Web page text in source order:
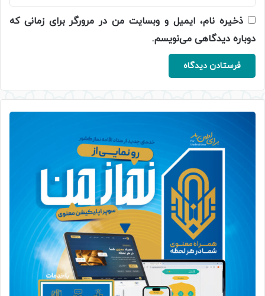
ذخیره نام، ایمیل و وبسایت من در مرورگر برای زمانی که
دوباره دیدگاهی می‌نویسم.